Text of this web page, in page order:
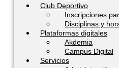
Club Deportivo
Inscripciones
Disciplinas y
Plataformas digitales
Akdemia
Campus Digital
Servicios